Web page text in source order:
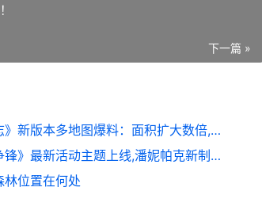
下一篇 »
《武林志》新版本多地图爆料：面积扩大数倍,新增多样副本 武林志全事件
《漫威争锋》最新活动主题上线,潘妮帕克新制服登场 漫威争霸赛英雄大全
林位置在何处